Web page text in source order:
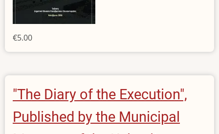
€5.00
"The Diary of the Execution",
Published by the Municipal